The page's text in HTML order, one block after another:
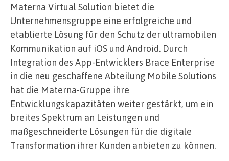
Materna Virtual Solution bietet die
Unternehmensgruppe eine erfolgreiche und
etablierte Lösung für den Schutz der ultramobilen
Kommunikation auf iOS und Android. Durch
Integration des App-Entwicklers Brace Enterprise
in die neu geschaffene Abteilung Mobile Solutions
hat die Materna-Gruppe ihre
Entwicklungskapazitäten weiter gestärkt, um ein
breites Spektrum an Leistungen und
maßgeschneiderte Lösungen für die digitale
Transformation ihrer Kunden anbieten zu können.